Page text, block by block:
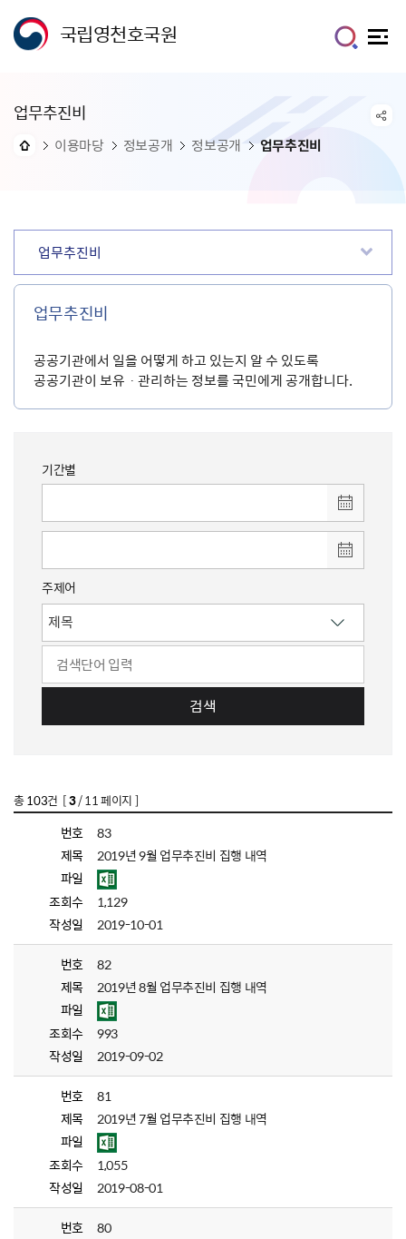
국립영천호국원
업무추진비
이용마당 정보공개 정보공개 업무추진비
업무추진비
업무추진비
공공기관에서 일을 어떻게 하고 있는지 알 수 있도록
공공기관이 보유ㆍ관리하는 정보를 국민에게 공개합니다.
기간별
주제어
검색
총103건 [3/ 11 페이지 ]
번호
83
제목
2019년 9월 업무추진비 집행 내역
파일
조회수
1,129
작성일
2019-10-01
번호
82
제목
2019년 8월 업무추진비 집행 내역
파일
조회수
993
작성일
2019-09-02
번호
81
제목
2019년 7월 업무추진비 집행 내역
파일
조회수
1,055
작성일
2019-08-01
번호
80